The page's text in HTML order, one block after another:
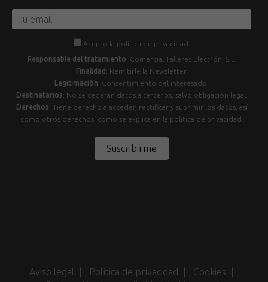
Acepto la política de privacidad
Responsable del tratamiento: Comercial Talleres Electrón, S.L.
Finalidad : Remitirle la Newsletter.
Legitimación: Consentimiento del interesado.
Destinatarios: No se cederán datos a terceros, salvo obligación legal.
Derechos: Tiene derecho a acceder, rectificar y suprimir los datos, así
como otros derechos, como se explica en la política de privacidad.
Suscribirme
Aviso legal Política de privacidad
Cookies